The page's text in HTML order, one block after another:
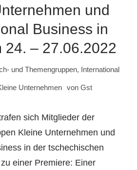
und
Business in
24. – 27.06.2022
und Themengruppen, International
Unternehmen von Gst
sich Mitglieder der
Kleine Unternehmen und
in der tschechischen
einer Premiere: Einer